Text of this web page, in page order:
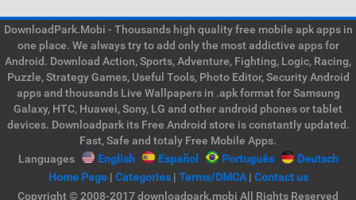
DownloadPark.Mobi - Thousands high quality free mobile apk apps in
one place. We always try to add only the most addictive apps for
Android. Download Action, Sports, Adventure, Fighting, Logic, Racing,
Puzzle, Strategy Games, Useful Tools, Photo Editor, Security Android
apps and thousands Live Wallpapers in .apk format for Samsung
Galaxy, HTC, Huawei, Sony, LG and other android phones or tablet
devices. Downloadpark its Free Android store is constantly updated.
Fast, Safe and totaly Free Mobile Apps.
Languages
English Español Português
Deutsch
Home Page| Categories| Terms/DMCA| Contact us
Copyright © 2008-2017 downloadpark.mobi All Rights Reserved